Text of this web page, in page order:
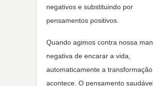
negativos e substituindo por
pensamentos positivos.
Quando agimos contra nossa
negativa de encarar a vida,
automaticamente a transformação
acontece. O pensamento